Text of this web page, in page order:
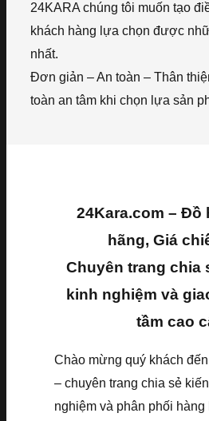
24KARA chúng tôi muốn tạo
khách hàng lựa chọn được
nhất.
Đơn giản – An toàn – Thân
toàn an tâm khi chọn lựa sản
24Kara.com – Đồ
hãng, Giá
Chuyên trang chia
kinh nghiệm và
tầm cao
Chào mừng quý khách
– chuyên trang chia sẻ
nghiệm và phân phối hàng